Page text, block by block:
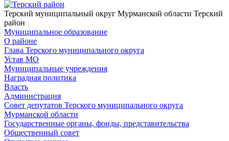
Терский муниципальный округ Мурманской области Терский
район
Муниципальное образование
О районе
Глава Терского муниципального округа
Устав МО
Муниципальные учреждения
Наградная политика
Власть
Администрация
Совет депутатов Терского муниципального округа
Мурманской области
Государственные органы, фонды, представительства
Общественный совет